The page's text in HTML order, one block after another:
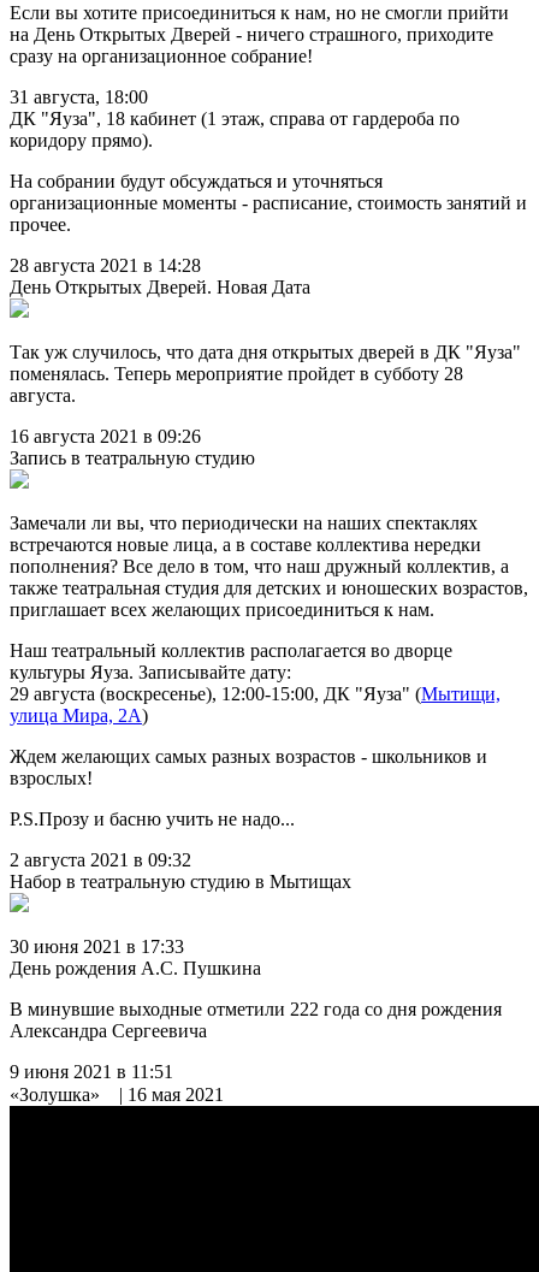
Если вы хотите присоединиться к нам, но не смогли прийти
на День Открытых Дверей - ничего страшного, приходите
сразу на организационное собрание!
31 августа, 18:00
ДК "Яуза", 18 кабинет (1 этаж, справа от гардероба по
коридору прямо).
На собрании будут обсуждаться и уточняться
организационные моменты - расписание, стоимость занятий и
прочее.
28 августа 2021 в 14:28
День Открытых Дверей. Новая Дата
Так уж случилось, что дата дня открытых дверей в ДК "Яуза"
поменялась. Теперь мероприятие пройдет в субботу 28
августа.
16 августа 2021 в 09:26
Запись в театральную студию
Замечали ли вы, что периодически на наших спектаклях
встречаются новые лица, а в составе коллектива нередки
пополнения? Все дело в том, что наш дружный коллектив, а
также театральная студия для детских и юношеских возрастов,
приглашает всех желающих присоединиться к нам.
Наш театральный коллектив располагается во дворце
культуры Яуза. Записывайте дату:
29 августа (воскресенье), 12:00-15:00, ДК "Яуза" (Мытищи,
улица Мира, 2А)
Ждем желающих самых разных возрастов - школьников и
взрослых!
P.S.Прозу и басню учить не надо...
2 августа 2021 в 09:32
Набор в театральную студию в Мытищах
30 июня 2021 в 17:33
День рождения А.С. Пушкина
В минувшие выходные отметили 222 года со дня рождения
Александра Сергеевича
9 июня 2021 в 11:51
«Золушка»⠀ | 16 мая 2021